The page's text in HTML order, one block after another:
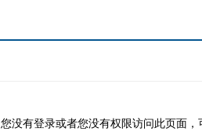
您没有登录或者您没有权限访问此页面